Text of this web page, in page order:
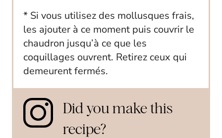
* Si vous utilisez des mollusques frais,
les ajouter à ce moment puis couvrir le
chaudron jusqu’à ce que les
coquillages ouvrent. Retirez ceux qui
demeurent fermés.
Did you make this
recipe?